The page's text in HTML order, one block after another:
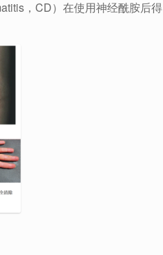
，CD）在使用神经酰胺后得